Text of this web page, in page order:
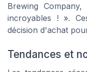
Brewing
incroyables ! ».
décision d'achat
Tendances et